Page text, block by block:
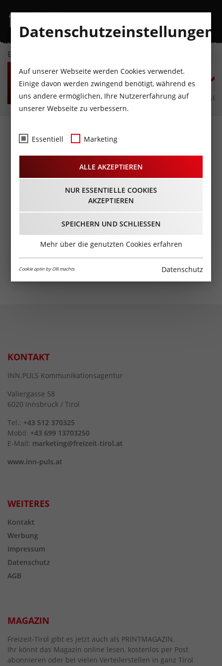
EVENTKALENDER
DO
6
AUGUST
FR
7
AUGUST
SA
8
AUGUST
SO
9
AUGUST
MO
10
AUGUST
KONTAKT
INN.PULS Kommunikationsagentur
Valiergasse 58
6020 Innsbruck / Tirol
Tel.: +43 512 370325
Mobil: +43 699 13703250
E-Mail: marketing@freizeit-tirol.at
www.inn-puls.at
WEITERES
Kontakt
Werbung
Impressum
Datenschutz
AGB
MAGAZIN
Freizeit-Tirol gibt es jetzt auch als PRINTMAGAZIN.
Ihr könnt das Magazin online lesen, kostenlos per Post
abonnieren oder bei vielen Verteilerstellen in ganz Tirol
Datenschutzeinstellungen
Auf unserer Webseite werden Cookies verwendet.
Einige davon werden zwingend benötigt, während es
uns andere ermöglichen, Ihre Nutzererfahrung auf
unserer Webseite zu verbessern.
Essentiell Marketing
ALLE AKZEPTIEREN
NUR ESSENTIELLE COOKIES
AKZEPTIEREN
SPEICHERN UND SCHLIESSEN
Mehr über die genutzten Cookies erfahren
Cookie optin by Olli machts Datenschutz